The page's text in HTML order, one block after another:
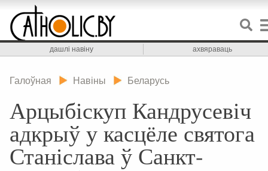
дашлі навіну ахвяраваць
Галоўная Навіны Беларусь
Арцыбіскуп Кандрусевіч
адкрыў у касцёле святога
Станіслава ў Санкт-